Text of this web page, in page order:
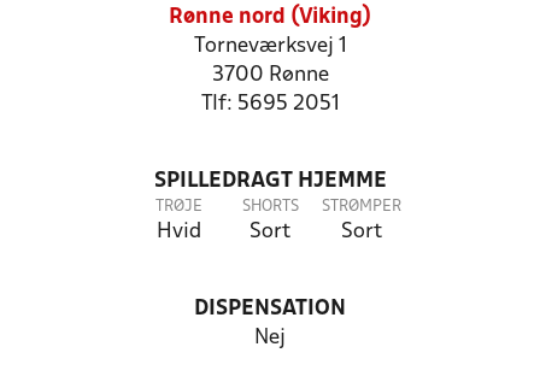
Rønne nord (Viking)
Torneværksvej 1
3700 Rønne
Tlf: 5695 2051
SPILLEDRAGT HJEMME
TRØJE
Hvid
SHORTS
Sort
STRØMPER
Sort
DISPENSATION
Nej